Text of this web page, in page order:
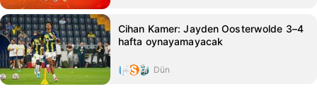
Cihan Kamer: Jayden Oosterwolde 3–4
hafta oynayamayacak
Dün